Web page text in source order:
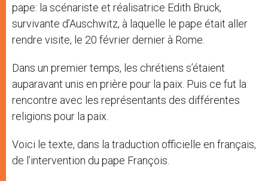
pape: la scénariste et réalisatrice Edith Bruck,
survivante d’Auschwitz, à laquelle le pape était aller
rendre visite, le 20 février dernier à Rome.
Dans un premier temps, les chrétiens s’étaient
auparavant unis en prière pour la paix. Puis ce fut la
rencontre avec les représentants des différentes
religions pour la paix.
Voici le texte, dans la traduction officielle en français,
de l’intervention du pape François.